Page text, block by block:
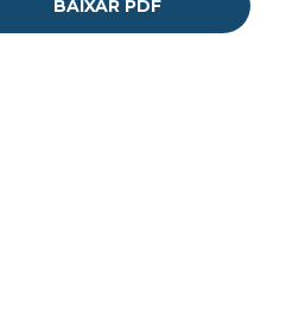
BAIXAR PDF